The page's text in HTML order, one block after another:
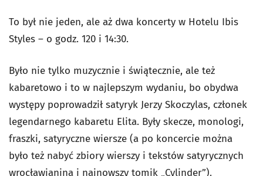
To był nie jeden, ale aż dwa koncerty w Hotelu Ibis
Styles – o godz. 120 i 14:30.
Było nie tylko muzycznie i świątecznie, ale też
kabaretowo i to w najlepszym wydaniu, bo obydwa
występy poprowadził satyryk Jerzy Skoczylas, członek
legendarnego kabaretu Elita. Były skecze, monologi,
fraszki, satyryczne wiersze (a po koncercie można
było też nabyć zbiory wierszy i tekstów satyrycznych
wrocławianina i najnowszy tomik „Cylinder”).